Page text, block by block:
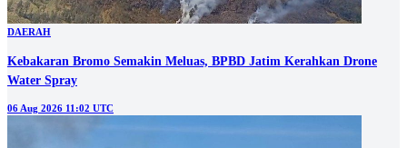
DAERAH
Kebakaran Bromo Semakin Meluas, BPBD Jatim Kerahkan Drone
Water Spray
06 Aug 2026 11:02 UTC